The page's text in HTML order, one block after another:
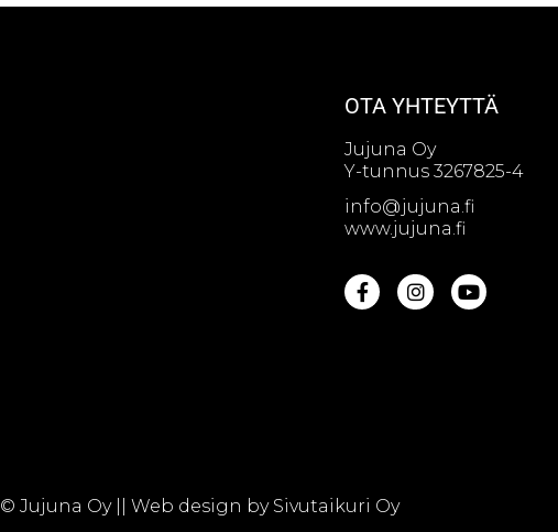
OTA YHTEYTTÄ
Jujuna Oy
Y-tunnus 3267825-4
info@jujuna.fi
www.jujuna.fi
© Jujuna Oy || Web design by Sivutaikuri Oy